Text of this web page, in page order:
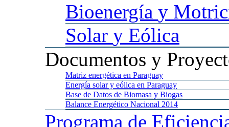
Bioenergía y
Solar y Eólica
Documentos y
Matriz energética en Paraguay
Energía solar y eólica en Paraguay
Base de Datos de Biomasa y Biogas
Balance Energético Nacional 2014
Programa de